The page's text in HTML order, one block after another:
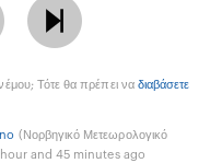
Τότε θα πρέπει να διαβάσετε
(Νορβηγικό Μετεωρολογικό
1 hour and 45 minutes ago